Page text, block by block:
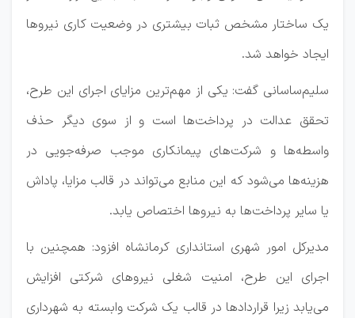
یک ساختار مشخص ثبات بیشتری در وضعیت کاری نیروها
ایجاد خواهد شد.
سلیم‌ساسانی گفت: یکی از مهم‌ترین مزایای اجرای این طرح،
تحقق عدالت در پرداخت‌ها است و از سوی دیگر حذف
واسطه‌ها و شرکت‌های پیمانکاری موجب صرفه‌جویی در
هزینه‌ها می‌شود که این منابع می‌تواند در قالب مزایا، پاداش
یا سایر پرداخت‌ها به نیروها اختصاص یابد.
مدیرکل امور شهری استانداری کرمانشاه افزود: همچنین با
اجرای این طرح، امنیت شغلی نیروهای شرکتی افزایش
می‌یابد زیرا قراردادها در قالب یک شرکت وابسته به شهرداری